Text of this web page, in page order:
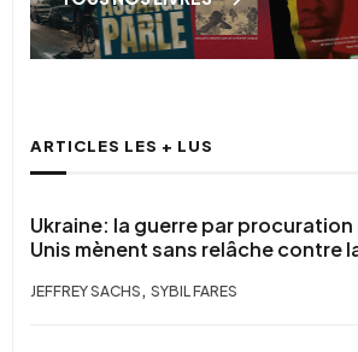
ARTICLES LES + LUS
Ukraine: la guerre par
Unis mènent sans relâche contre
JEFFREY SACHS , SYBIL FARES